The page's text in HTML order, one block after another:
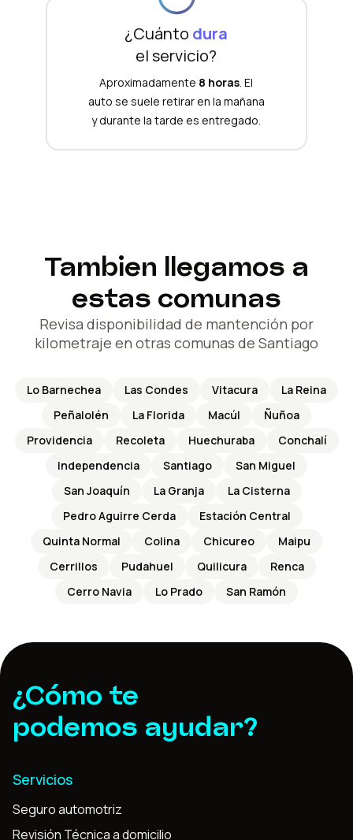
¿Cuánto dura
el servicio?
Aproximadamente 8 horas . El
auto se suele retirar en la mañana
y durante la tarde es entregado.
Tambien llegamos a
estas comunas
Revisa disponibilidad de mantención por
kilometraje en otras comunas de Santiago
Lo Barnechea Las Condes Vitacura
La Reina
Peñalolén
La Florida Macúl
Ñuñoa
Providencia
Recoleta Huechuraba
Conchalí
Independencia
Santiago
San Miguel
San Joaquín
La Granja
La Cisterna
Pedro Aguirre Cerda
Estación Central
Quinta Normal
Colina Chicureo
Maipu
Cerrillos
Pudahuel Quilicura
Renca
Cerro Navia
Lo Prado San Ramón
¿Cómo te
podemos ayudar?
Servicios
Seguro automotriz
Revisión Técnica a domicilio